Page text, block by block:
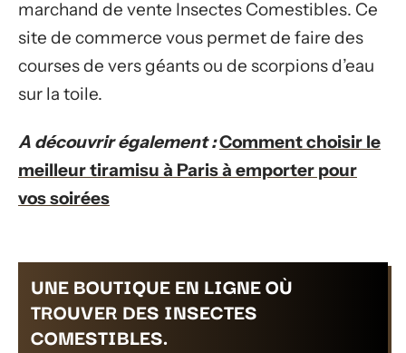
marchand de vente Insectes Comestibles. Ce
site de commerce vous permet de faire des
courses de vers géants ou de scorpions d’eau
sur la toile.
A découvrir également :Comment choisir le
meilleur tiramisu à Paris à emporter pour
vos soirées
UNE BOUTIQUE EN LIGNE OÙ
TROUVER DES INSECTES
COMESTIBLES.